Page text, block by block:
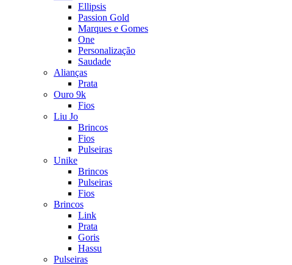
Ellipsis
Passion Gold
Marques e Gomes
One
Personalização
Saudade
Alianças
Prata
Ouro 9k
Fios
Liu Jo
Brincos
Fios
Pulseiras
Unike
Brincos
Pulseiras
Fios
Brincos
Link
Prata
Goris
Hassu
Pulseiras